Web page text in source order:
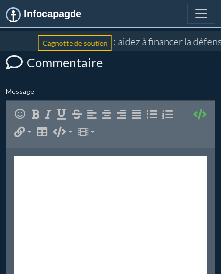
Infocapagde
Cagnotte de soutien : aidez à financer la
Commentaire
Message